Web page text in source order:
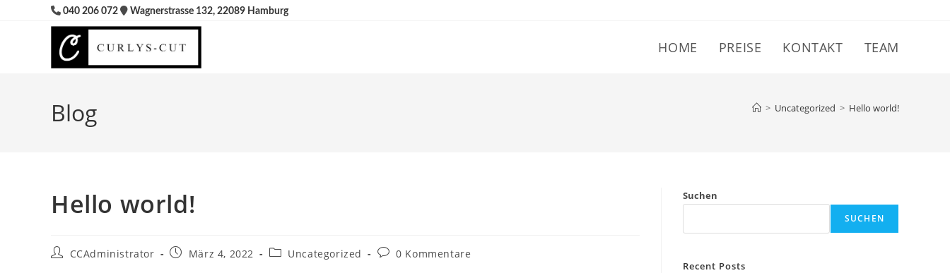
040 206 072 Wagnerstrasse 132, 22089 Hamburg
HOME PREISE KONTAKT TEAM
Blog > Uncategorized > Hello world!
Hello world!
Beitrags-
CCAdministrator
BeitragMärz 4, 2022
Beitrags-
Uncategorized
Beitrags-
0 Kommentare
Suchen
SUCHEN
Recent Posts